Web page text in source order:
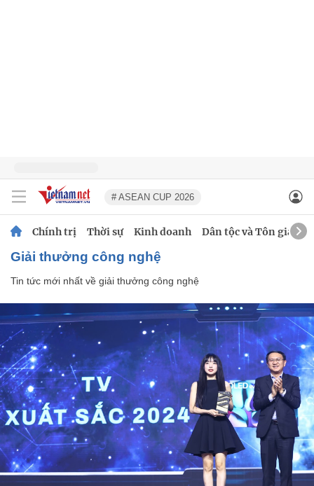
# ASEAN CUP 2026
Chính trị Thời sự Kinh doanh Dân tộc và Tôn giáo
giải thưởng công nghệ
Tin tức mới nhất về giải thưởng công nghệ